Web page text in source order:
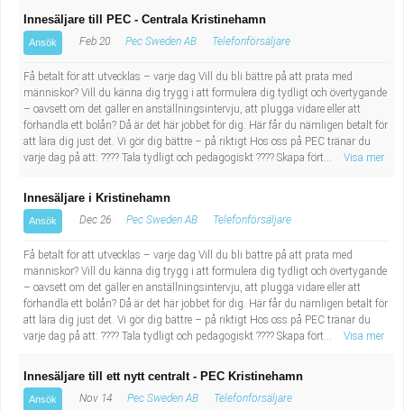
Bibliotekarie
Administrativ assistent
Lärare i gymnasiet
Innesäljare till PEC - Centrala Kristinehamn
Ansök Feb 20 Pec Sweden AB Telefonförsäljare
Få betalt för att utvecklas – varje dag Vill du bli bättre på att prata med
människor? Vill du känna dig trygg i att formulera dig tydligt och övertygande
– oavsett om det gäller en anställningsintervju, att plugga vidare eller att
förhandla ett bolån? Då är det här jobbet för dig. Här får du nämligen betalt för
att lära dig just det. Vi gör dig bättre – på riktigt Hos oss på PEC tränar du
varje dag på att: ???? Tala tydligt och pedagogiskt ???? Skapa fört...
Visa mer
Innesäljare i Kristinehamn
Ansök Dec 26 Pec Sweden AB Telefonförsäljare
Få betalt för att utvecklas – varje dag Vill du bli bättre på att prata med
människor? Vill du känna dig trygg i att formulera dig tydligt och övertygande
– oavsett om det gäller en anställningsintervju, att plugga vidare eller att
förhandla ett bolån? Då är det här jobbet för dig. Här får du nämligen betalt för
att lära dig just det. Vi gör dig bättre – på riktigt Hos oss på PEC tränar du
varje dag på att: ???? Tala tydligt och pedagogiskt ???? Skapa fört...
Visa mer
Innesäljare till ett nytt centralt - PEC Kristinehamn
Ansök Nov 14 Pec Sweden AB Telefonförsäljare